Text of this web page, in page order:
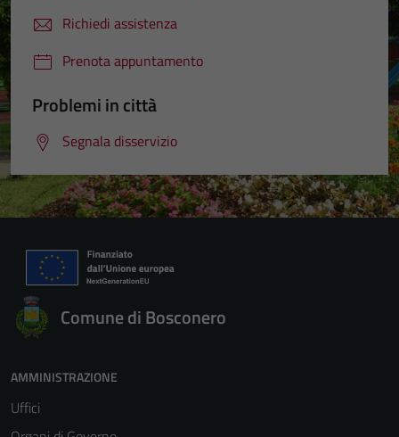
Richiedi assistenza
Prenota appuntamento
Problemi in città
Segnala disservizio
Comune di Bosconero
AMMINISTRAZIONE
Uffici